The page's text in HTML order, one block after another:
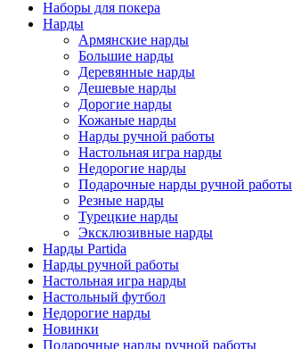
Наборы для покера
Нарды
Армянские нарды
Большие нарды
Деревянные нарды
Дешевые нарды
Дорогие нарды
Кожаные нарды
Нарды ручной работы
Настольная игра нарды
Недорогие нарды
Подарочные нарды ручной работы
Резные нарды
Турецкие нарды
Эксклюзивные нарды
Нарды Partida
Нарды ручной работы
Настольная игра нарды
Настольный футбол
Недорогие нарды
Новинки
Подарочные нарды ручной работы